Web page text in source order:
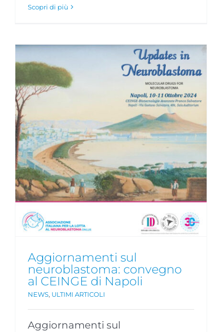
Scopri di più
Aggiornamenti sul
neuroblastoma: convegno
al CEINGE di Napoli
NEWS, ULTIMI ARTICOLI
Aggiornamenti sul